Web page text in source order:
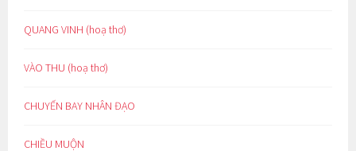
QUANG VINH (hoạ thơ)
VÀO THU (hoạ thơ)
CHUYẾN BAY NHÂN ĐẠO
CHIỀU MUỘN